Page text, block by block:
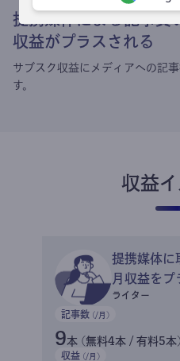
提携媒体による記事買
収益がプラスされる
サブスク収益にメディアへの記
す。
収益
提携媒体に
月収益をプ
ライター
記事数 (/月)
9本 (無料4本 / 有料5本)
収益 (/月)